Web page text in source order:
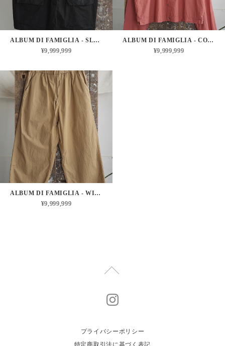
ALBUM DI FAMIGLIA - SLEEVELESS BIG BLAZER CC (BLACK)
¥9,999,999
ALBUM DI FAMIGLIA - COLLAR SHIRT TC (CORAL)
¥9,999,999
ALBUM DI FAMIGLIA - WIDE&SHORT TROUSERS TC (GOLD)
¥9,999,999
プライバシーポリシー
特定商取引法に基づく表記